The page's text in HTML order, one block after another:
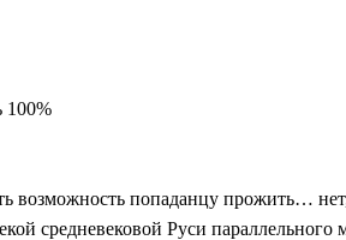
100%
возможность попаданцу прожить…
средневековой Руси параллельного